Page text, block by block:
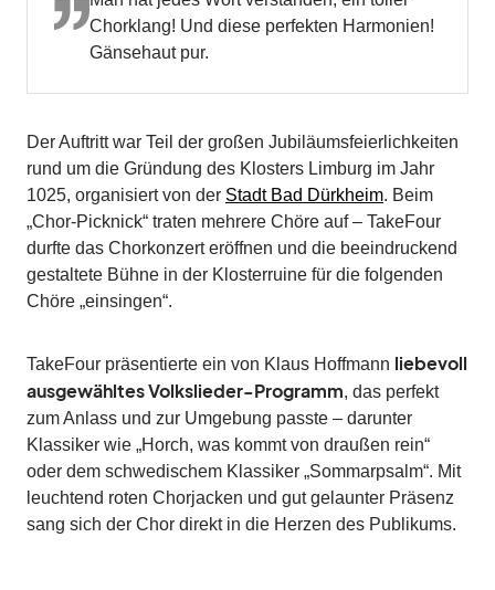
Chorklang! Und diese perfekten Harmonien!
Gänsehaut pur.
Der Auftritt war Teil der großen Jubiläumsfeierlichkeiten
rund um die Gründung des Klosters Limburg im Jahr
1025, organisiert von der Stadt Bad Dürkheim. Beim
„Chor-Picknick“ traten mehrere Chöre auf – TakeFour
durfte das Chorkonzert eröffnen und die beeindruckend
gestaltete Bühne in der Klosterruine für die folgenden
Chöre „einsingen“.
TakeFour präsentierte ein von Klaus Hoffmann liebevoll
ausgewähltes Volkslieder-Programm, das perfekt
zum Anlass und zur Umgebung passte – darunter
Klassiker wie „Horch, was kommt von draußen rein“
oder dem schwedischem Klassiker „Sommarpsalm“. Mit
leuchtend roten Chorjacken und gut gelaunter Präsenz
sang sich der Chor direkt in die Herzen des Publikums.